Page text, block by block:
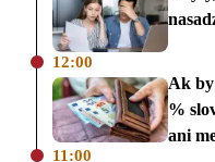
12:00
Ak
%
ani
11:00